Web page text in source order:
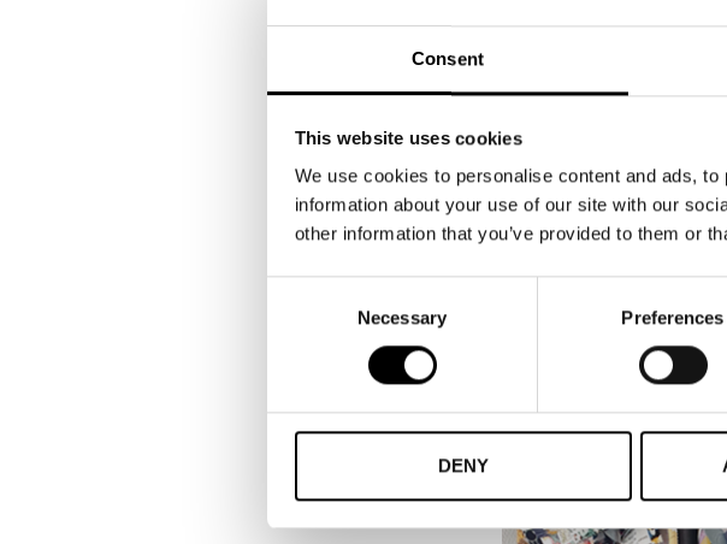
Consent
This website uses cookies
We use cookies to personalise content and ads,
information about your use of our site with our
other information that you’ve provided to them or
Necessary Preferences
DENY
Vilken typ utav
I portföljen finns “organic
garantera att produktionen är
transporterna minimeras. Vår
sina kunder alltid god service
mer på miljö och en lång